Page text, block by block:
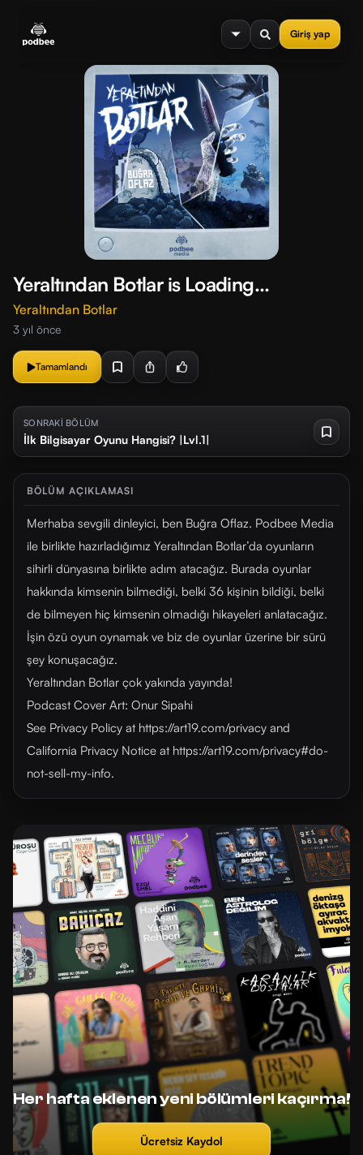
Giriş yap
menu
Yeraltından Botlar is Loading...
Yeraltından Botlar
3 yıl önce
Tamamlandı
SONRAKİ BÖLÜM
İlk Bilgisayar Oyunu Hangisi? |Lvl.1|
BÖLÜM AÇIKLAMASI
Merhaba sevgili dinleyici, ben Buğra Oflaz. Podbee Media
ile birlikte hazırladığımız Yeraltından Botlar’da oyunların
sihirli dünyasına birlikte adım atacağız. Burada oyunlar
hakkında kimsenin bilmediği, belki 36 kişinin bildiği, belki
de bilmeyen hiç kimsenin olmadığı hikayeleri anlatacağız.
İşin özü oyun oynamak ve biz de oyunlar üzerine bir sürü
şey konuşacağız.
Yeraltından Botlar çok yakında yayında!
Podcast Cover Art: Onur Sipahi
See Privacy Policy at https://art19.com/privacy and
California Privacy Notice at https://art19.com/privacy#do-
not-sell-my-info.
Her hafta eklenen yeni bölümleri kaçırma!
Ücretsiz Kaydol